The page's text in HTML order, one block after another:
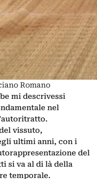
Romano
mi descrivessi
nel
vissuto,
ultimi anni, con i
del
si va al di là della
temporale.